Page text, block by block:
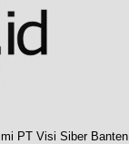
PT Visi Siber Banten